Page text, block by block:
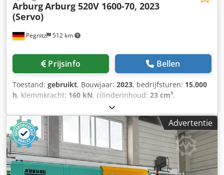
Pegnitz 512 km
ArburgArburg 520V 1600-70, 2023
(Servo)
Prijsinfo Bellen
Toestand: gebruikt, Bouwjaar: 2023, bedrijfsturen: 15.000
h, klemmkracht: 160 kN, cilinderinhoud: 23 cm³,
, totaalgewicht:
schroeftransporteur diameter:18 mm, Vrachtbasis: FCA
Pegnitz Levertijd: in overleg Cjdpezp R Izsfx Ak Uoha
Betalingsvoorwaarden: 100% voor overname van de
machine, netto
Advertentie